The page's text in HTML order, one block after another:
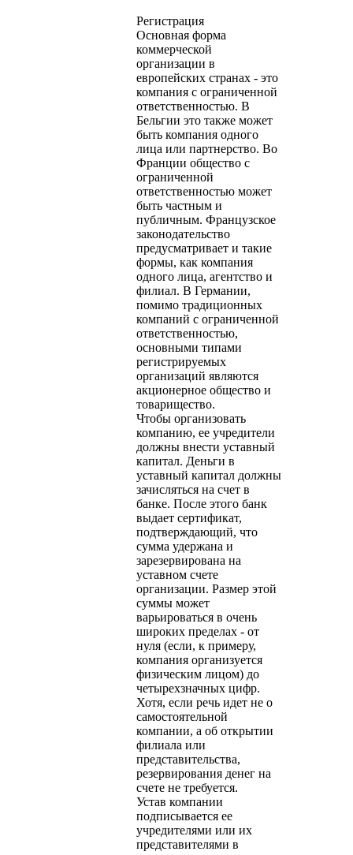
Регистрация
Основная форма
коммерческой
организации в
европейских странах - это
компания с ограниченной
ответственностью. В
Бельгии это также может
быть компания одного
лица или партнерство. Во
Франции общество с
ограниченной
ответственностью может
быть частным и
публичным. Французское
законодательство
предусматривает и такие
формы, как компания
одного лица, агентство и
филиал. В Германии,
помимо традиционных
компаний с ограниченной
ответственностью,
основными типами
регистрируемых
организаций являются
акционерное общество и
товарищество.
Чтобы организовать
компанию, ее учредители
должны внести уставный
капитал. Деньги в
уставный капитал должны
зачисляться на счет в
банке. После этого банк
выдает сертификат,
подтверждающий, что
сумма удержана и
зарезервирована на
уставном счете
организации. Размер этой
суммы может
варьироваться в очень
широких пределах - от
нуля (если, к примеру,
компания организуется
физическим лицом) до
четырехзначных цифр.
Хотя, если речь идет не о
самостоятельной
компании, а об открытии
филиала или
представительства,
резервирования денег на
счете не требуется.
Устав компании
подписывается ее
учредителями или их
представителями в